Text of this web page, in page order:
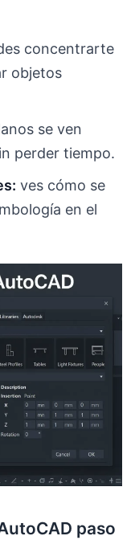
concentrarte
objetos
se ven
perder tiempo.
ves cómo se
en el
paso